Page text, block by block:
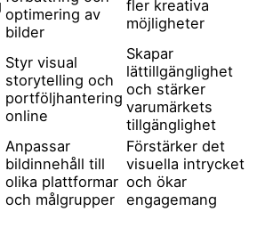
optimering av
bilder
fler kreativa
möjligheter
Styr visual
storytelling och
portföljhantering
online
Skapar
lättillgänglighet
och stärker
varumärkets
tillgänglighet
Anpassar
bildinnehåll till
olika plattformar
och målgrupper
Förstärker det
visuella intrycket
och ökar
engagemang